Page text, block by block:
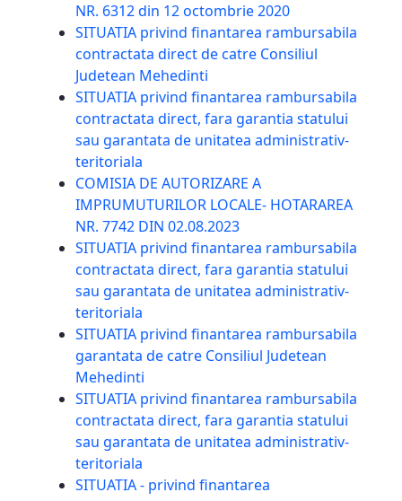
NR. 6312 din 12 octombrie 2020
SITUATIA privind finantarea rambursabila
contractata direct de catre Consiliul
Judetean Mehedinti
SITUATIA privind finantarea rambursabila
contractata direct, fara garantia statului
sau garantata de unitatea administrativ-
teritoriala
COMISIA DE AUTORIZARE A
IMPRUMUTURILOR LOCALE- HOTARAREA
NR. 7742 DIN 02.08.2023
SITUATIA privind finantarea rambursabila
contractata direct, fara garantia statului
sau garantata de unitatea administrativ-
teritoriala
SITUATIA privind finantarea rambursabila
garantata de catre Consiliul Judetean
Mehedinti
SITUATIA privind finantarea rambursabila
contractata direct, fara garantia statului
sau garantata de unitatea administrativ-
teritoriala
SITUATIA - privind finantarea